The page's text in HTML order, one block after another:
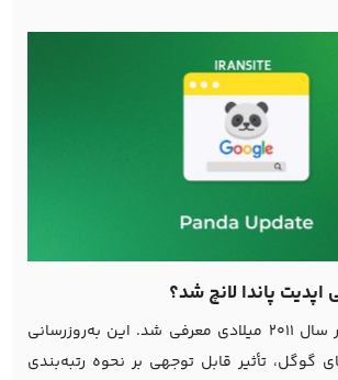
اپدیت پاندا لانچ شد؟
آپدیت اولیه پاندا در سال ۲۰۱۱ میلادی معرفی شد. این به‌روزرسانی
گوگل، تأثیر قابل توجهی بر نحوه رتبه‌بندی